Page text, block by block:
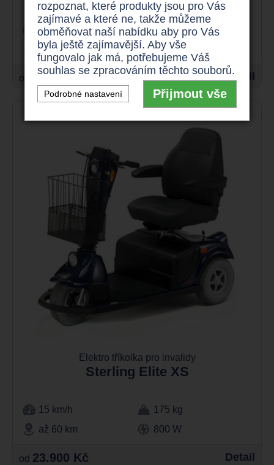
15 km/h
175 kg
až 60 km
625 W
od 29.900 Kč Detail
Elektro tříkolka pro invalidy
Sterling Elite XS
15 km/h
175 kg
až 60 km
800 W
od 23.900 Kč Detail
rozpoznat, které produkty jsou pro Vás
zajímavé a které ne, takže můžeme
obměňovat naší nabídku aby pro Vás
byla ještě zajímavější. Aby vše
fungovalo jak má, potřebujeme Váš
souhlas se zpracováním těchto souborů.
Podrobné nastavení Přijmout vše